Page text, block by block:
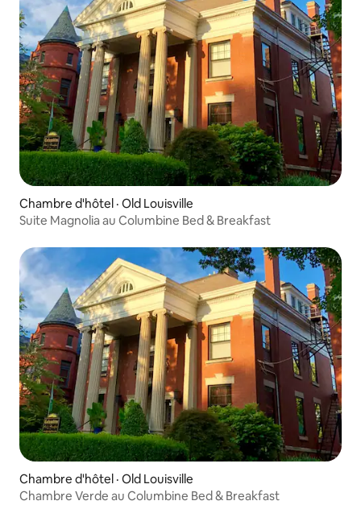
Chambre d'hôtel · Old Louisville
Suite Magnolia au Columbine Bed & Breakfast
Chambre d'hôtel · Old Louisville
Chambre Verde au Columbine Bed & Breakfast